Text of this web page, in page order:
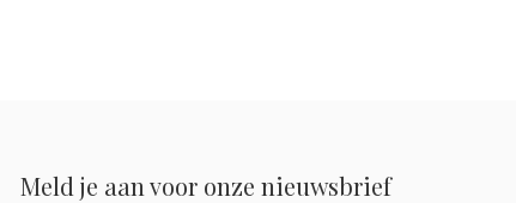
Meld je aan voor onze nieuwsbrief